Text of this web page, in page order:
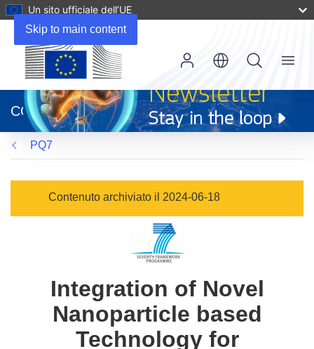
Skip to main content
Un sito ufficiale dell’UE
apre
in
una
nuova
finestra)
CORDIS
Menu
PQ7
Contenuto archiviato il 2024-06-18
Integration of Novel
Nanoparticle based
Technology for